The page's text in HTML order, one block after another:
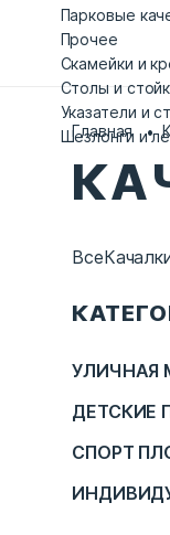
Парковые
Прочее
Скамейки и
Столы и
Указатели и
Шезлонги и
Главная
Все
УЛИЧНАЯ
ДЕТСКИЕ
СПОРТ